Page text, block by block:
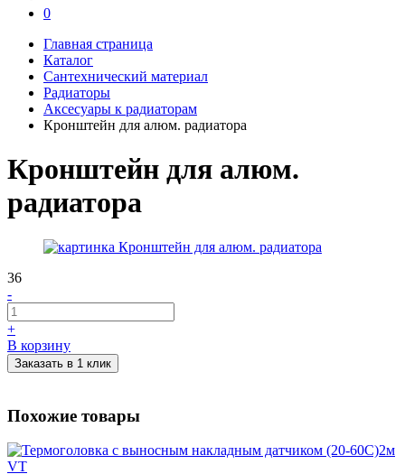
0
Главная страница
Каталог
Сантехнический материал
Радиаторы
Аксесуары к радиаторам
Кронштейн для алюм. радиатора
Кронштейн для алюм.
радиатора
36
-
+
В корзину
Заказать в 1 клик
Похожие товары